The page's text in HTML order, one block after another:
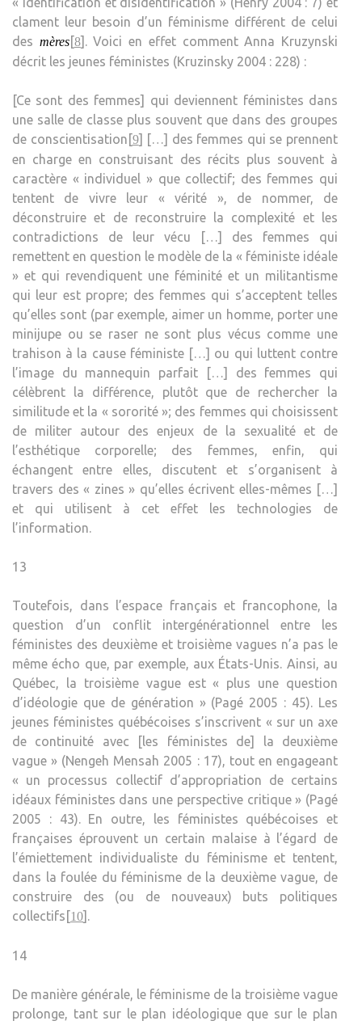
clament leur besoin d’un féminisme différent de celui
des mères[8]. Voici en effet comment Anna Kruzynski
décrit les jeunes féministes (Kruzinsky 2004 : 228) :
[Ce sont des femmes] qui deviennent féministes dans
une salle de classe plus souvent que dans des groupes
de conscientisation[9] […] des femmes qui se prennent
en charge en construisant des récits plus souvent à
caractère « individuel » que collectif; des femmes qui
tentent de vivre leur « vérité », de nommer, de
déconstruire et de reconstruire la complexité et les
contradictions de leur vécu […] des femmes qui
remettent en question le modèle de la « féministe idéale
» et qui revendiquent une féminité et un militantisme
qui leur est propre; des femmes qui s’acceptent telles
qu’elles sont (par exemple, aimer un homme, porter une
minijupe ou se raser ne sont plus vécus comme une
trahison à la cause féministe […] ou qui luttent contre
l’image du mannequin parfait […] des femmes qui
célèbrent la différence, plutôt que de rechercher la
similitude et la « sororité »; des femmes qui choisissent
de militer autour des enjeux de la sexualité et de
l’esthétique corporelle; des femmes, enfin, qui
échangent entre elles, discutent et s’organisent à
travers des « zines » qu’elles écrivent elles-mêmes […]
et qui utilisent à cet effet les technologies de
l’information.
13
Toutefois, dans l’espace français et francophone, la
question d’un conflit intergénérationnel entre les
féministes des deuxième et troisième vagues n’a pas le
même écho que, par exemple, aux États-Unis. Ainsi, au
Québec, la troisième vague est « plus une question
d’idéologie que de génération » (Pagé 2005 : 45). Les
jeunes féministes québécoises s’inscrivent « sur un axe
de continuité avec [les féministes de] la deuxième
vague » (Nengeh Mensah 2005 : 17), tout en engageant
« un processus collectif d’appropriation de certains
idéaux féministes dans une perspective critique » (Pagé
2005 : 43). En outre, les féministes québécoises et
françaises éprouvent un certain malaise à l’égard de
l’émiettement individualiste du féminisme et tentent,
dans la foulée du féminisme de la deuxième vague, de
construire des (ou de nouveaux) buts politiques
collectifs[10].
14
De manière générale, le féminisme de la troisième vague
prolonge, tant sur le plan idéologique que sur le plan